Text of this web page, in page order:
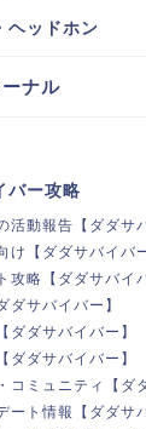
ヘッドホン
ナル
バー攻略
活動報告【ダダサ
け【ダダサバイバ
攻略【ダダサバイ
ダサバイバー】
ダダサバイバー】
ダダサバイバー】
コミュニティ【ダ
ート情報【ダダサ